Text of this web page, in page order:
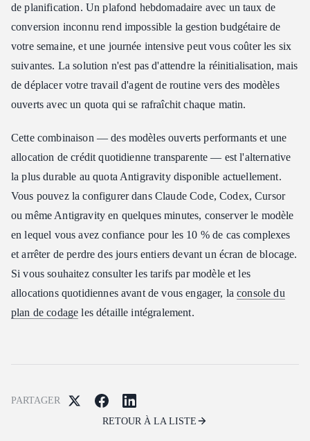
de planification. Un plafond hebdomadaire avec un taux de
conversion inconnu rend impossible la gestion budgétaire de
votre semaine, et une journée intensive peut vous coûter les six
suivantes. La solution n'est pas d'attendre la réinitialisation, mais
de déplacer votre travail d'agent de routine vers des modèles
ouverts avec un quota qui se rafraîchit chaque matin.
Cette combinaison — des modèles ouverts performants et une
allocation de crédit quotidienne transparente — est l'alternative
la plus durable au quota Antigravity disponible actuellement.
Vous pouvez la configurer dans Claude Code, Codex, Cursor
ou même Antigravity en quelques minutes, conserver le modèle
en lequel vous avez confiance pour les 10 % de cas complexes
et arrêter de perdre des jours entiers devant un écran de blocage.
Si vous souhaitez consulter les tarifs par modèle et les
allocations quotidiennes avant de vous engager, laconsole du
plan de codage les détaille intégralement.
PARTAGER
RETOUR À LA LISTE